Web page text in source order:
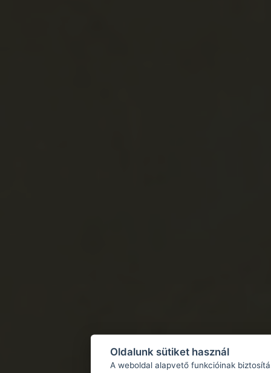
Oldalunk sütiket használ
A weboldal alapvető funkcióinak